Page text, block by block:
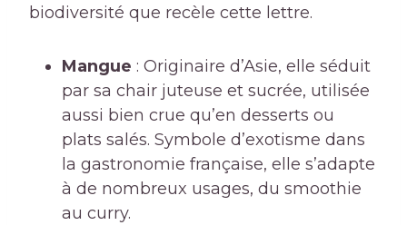
biodiversité que recèle cette lettre.
Mangue : Originaire d’Asie, elle séduit
par sa chair juteuse et sucrée, utilisée
aussi bien crue qu’en desserts ou
plats salés. Symbole d’exotisme dans
la gastronomie française, elle s’adapte
à de nombreux usages, du smoothie
au curry.